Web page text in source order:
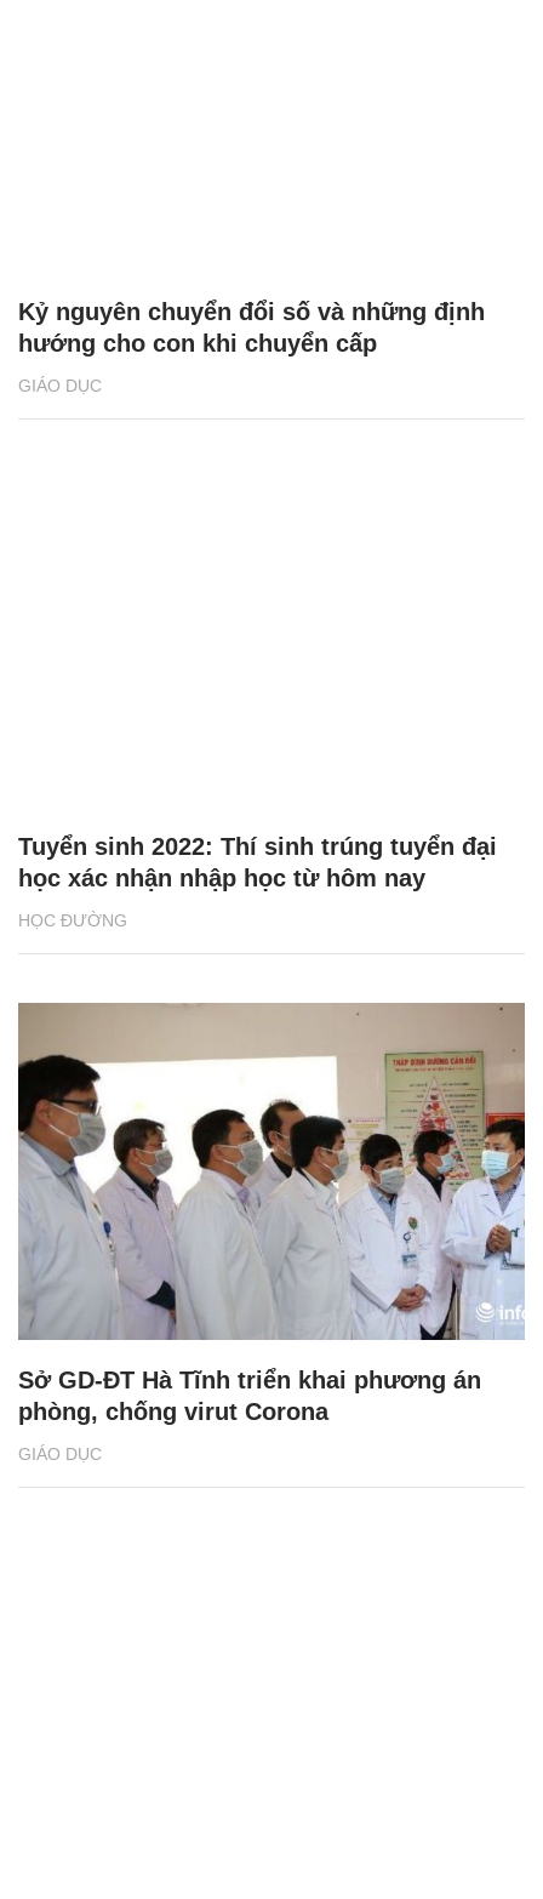
GIÁO DỤC
Kỷ nguyên chuyển đổi số và những định
hướng cho con khi chuyển cấp
HỌC ĐƯỜNG
Tuyển sinh 2022: Thí sinh trúng tuyển đại
học xác nhận nhập học từ hôm nay
GIÁO DỤC
Sở GD-ĐT Hà Tĩnh triển khai phương án
phòng, chống virut Corona